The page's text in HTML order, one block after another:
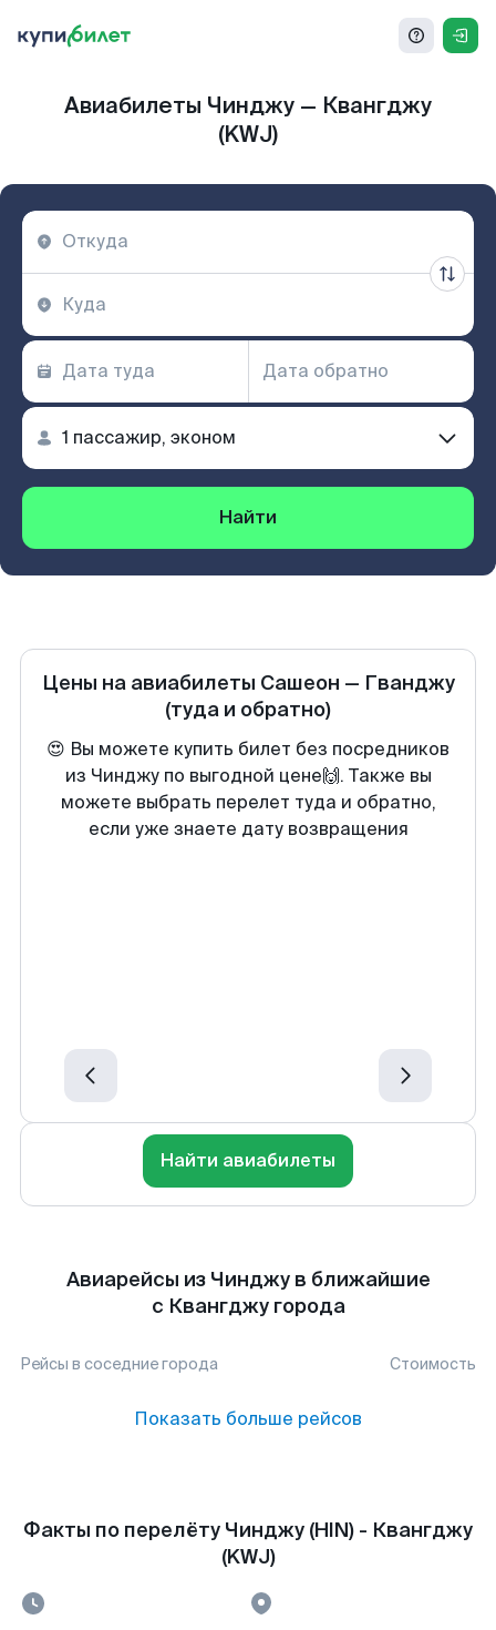
Авиабилеты Чинджу — Квангджу
(KWJ)
Найти
Цены на авиабилеты Сашеон — Гванджу
(туда и обратно)
😍 Вы можете купить билет без посредников
из Чинджу по выгодной цене🙌. Также вы
можете выбрать перелет туда и обратно,
если уже знаете дату возвращения
Найти авиабилеты
Авиарейсы из Чинджу в ближайшие
с Квангджу города
Рейсы в соседние города Стоимость
Показать больше рейсов
Факты по перелёту Чинджу (HIN) - Квангджу
(KWJ)